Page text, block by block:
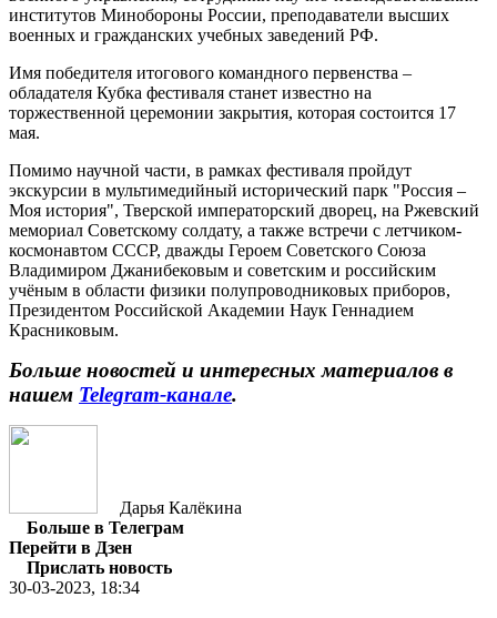
институтов Минобороны России, преподаватели высших
военных и гражданских учебных заведений РФ.
Имя победителя итогового командного первенства –
обладателя Кубка фестиваля станет известно на
торжественной церемонии закрытия, которая состоится 17
мая.
Помимо научной части, в рамках фестиваля пройдут
экскурсии в мультимедийный исторический парк "Россия –
Моя история", Тверской императорский дворец, на Ржевский
мемориал Советскому солдату, а также встречи с летчиком-
космонавтом СССР, дважды Героем Советского Союза
Владимиром Джанибековым и советским и российским
учёным в области физики полупроводниковых приборов,
Президентом Российской Академии Наук Геннадием
Красниковым.
Больше новостей и интересных материалов в
нашем Telegram-канале.
Дарья Калёкина
Больше в Телеграм
Перейти в Дзен
Прислать новость
30-03-2023, 18:34